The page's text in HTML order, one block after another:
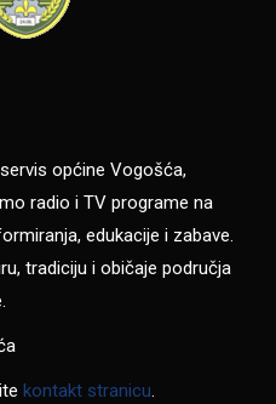
općine Vogošća,
radio i TV programe na
edukacije i zabave.
tradiciju i običaje područja
kontakt stranicu.